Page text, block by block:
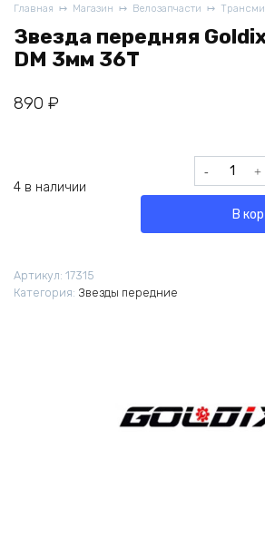
Главная Магазин Велозапчасти
Звезда передняя Goldix
DM 3мм 36T
890 ₽
4 в наличии
Количество
товара
передняя
В
Артикул: 17315
Категория: Звезды передние